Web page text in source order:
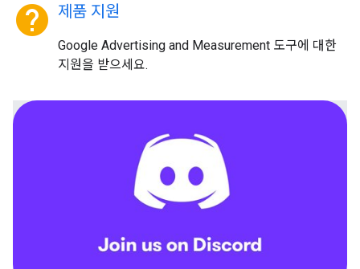
help 제품 지원
Google Advertising and Measurement 도구에 대한
지원을 받으세요.